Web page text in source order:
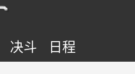
决斗 日程